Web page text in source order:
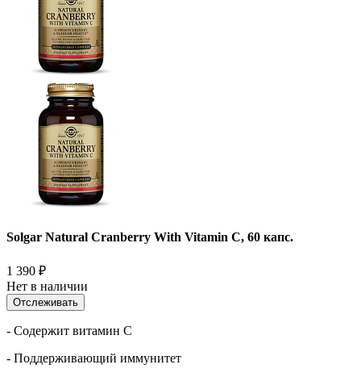
Solgar Natural Cranberry With Vitamin C, 60 капс.
1 390 ₽
Нет в наличии
Отслеживать
- Содержит витамин С
- Поддерживающий иммунитет